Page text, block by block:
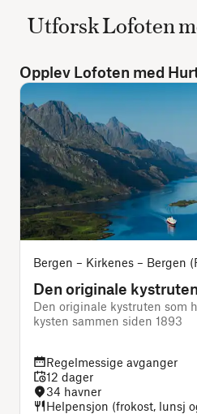
Utforsk Lofoten
Opplev Lofoten med
Bergen – Kirkenes – Bergen
Den originale kystruten
Den originale kystruten som
kysten sammen siden 1893
Regelmessige avganger
12 dager
34 havner
Helpensjon (frokost, lunsj